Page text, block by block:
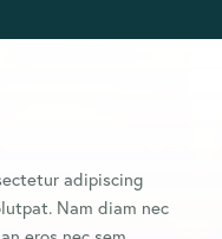
adipiscing
Nam diam nec